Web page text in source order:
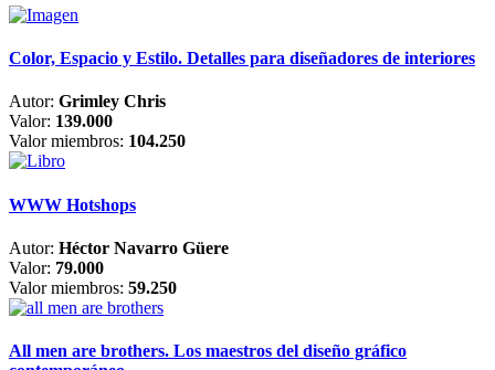
Color, Espacio y Estilo. Detalles para diseñadores de interiores
Autor: Grimley Chris
Valor: 139.000
Valor miembros: 104.250
WWW Hotshops
Autor: Héctor Navarro Güere
Valor: 79.000
Valor miembros: 59.250
All men are brothers. Los maestros del diseño gráfico